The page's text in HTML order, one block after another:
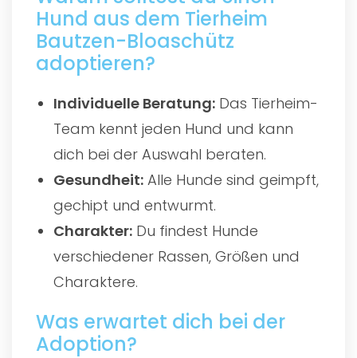
Hund aus dem Tierheim
Bautzen-Bloaschütz
adoptieren?
Individuelle Beratung: Das Tierheim-
Team kennt jeden Hund und kann
dich bei der Auswahl beraten.
Gesundheit: Alle Hunde sind geimpft,
gechipt und entwurmt.
Charakter: Du findest Hunde
verschiedener Rassen, Größen und
Charaktere.
Was erwartet dich bei der
Adoption?